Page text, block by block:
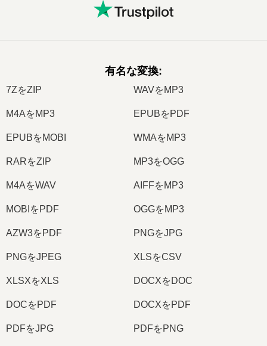
有名な変換:
7ZをZIP WAVをMP3
M4AをMP3 EPUBをPDF
EPUBをMOBI WMAをMP3
RARをZIP MP3をOGG
M4AをWAV AIFFをMP3
MOBIをPDF OGGをMP3
AZW3をPDF PNGをJPG
PNGをJPEG XLSをCSV
XLSXをXLS DOCXをDOC
DOCをPDF DOCXをPDF
PDFをJPG PDFをPNG